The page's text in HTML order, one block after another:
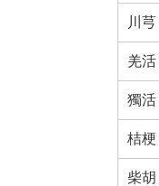
川芎
羌活
獨活
桔梗
柴胡